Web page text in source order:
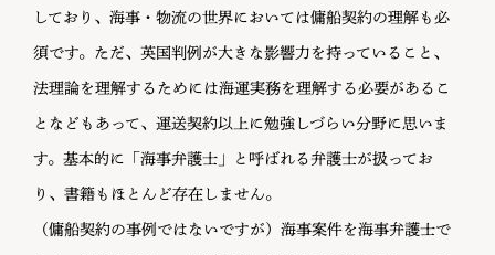
しており、海事・物流の世界においては傭船契約の理解も必
須です。ただ、英国判例が大きな影響力を持っていること、
法理論を理解するためには海運実務を理解する必要があるこ
となどもあって、運送契約以上に勉強しづらい分野に思いま
す。基本的に「海事弁護士」と呼ばれる弁護士が扱ってお
り、書籍もほとんど存在しません。
（傭船契約の事例ではないですが）海事案件を海事弁護士で